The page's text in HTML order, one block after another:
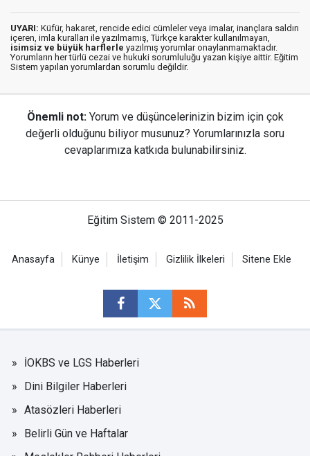
UYARI: Küfür, hakaret, rencide edici cümleler veya imalar, inançlara saldırı
içeren, imla kuralları ile yazılmamış, Türkçe karakter kullanılmayan,
isimsiz ve büyük harflerle yazılmış yorumlar onaylanmamaktadır.
Yorumların her türlü cezai ve hukuki sorumluluğu yazan kişiye aittir. Eğitim
Sistem yapılan yorumlardan sorumlu değildir.
Önemli not: Yorum ve düşüncelerinizin bizim için çok
değerli olduğunu biliyor musunuz? Yorumlarınızla soru
cevaplarımıza katkıda bulunabilirsiniz.
Eğitim Sistem © 2011-2025
Anasayfa Künye İletişim Gizlilik İlkeleri Sitene Ekle
İOKBS ve LGS Haberleri
Dini Bilgiler Haberleri
Atasözleri Haberleri
Belirli Gün ve Haftalar